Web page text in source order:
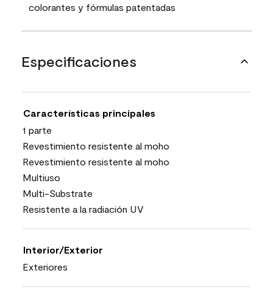
colorantes y fórmulas patentadas
Especificaciones
Características principales
1 parte
Revestimiento resistente al moho
Revestimiento resistente al moho
Multiuso
Multi-Substrate
Resistente a la radiación UV
Interior/Exterior
Exteriores